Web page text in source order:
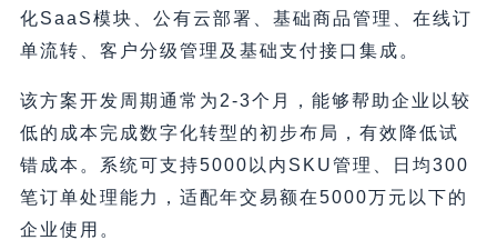
化SaaS模块、公有云部署、基础商品管理、在线订
单流转、客户分级管理及基础支付接口集成。
该方案开发周期通常为2-3个月，能够帮助企业以较
低的成本完成数字化转型的初步布局，有效降低试
错成本。系统可支持5000以内SKU管理、日均300
笔订单处理能力，适配年交易额在5000万元以下的
企业使用。